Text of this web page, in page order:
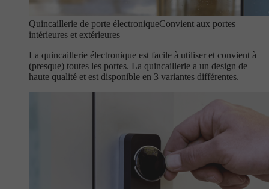
Quincaillerie de porte électroniqueConvient aux portes
intérieures et extérieures
La quincaillerie électronique est facile à utiliser et convient à
(presque) toutes les portes. La quincaillerie a un design de
haute qualité et est disponible en 3 variantes différentes.